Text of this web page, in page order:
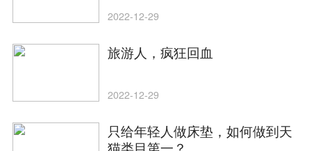
2022-12-29
旅游人，疯狂回血
2022-12-29
只给年轻人做床垫，如何做到天